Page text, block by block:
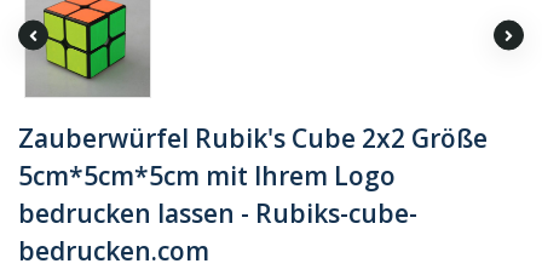
Zauberwürfel Rubik's Cube 2x2 Größe
5cm*5cm*5cm mit Ihrem Logo
bedrucken lassen - Rubiks-cube-
bedrucken.com